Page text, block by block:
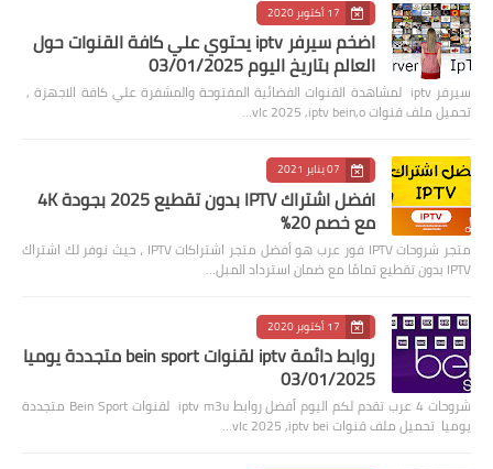
17 أكتوبر 2020
اضخم سيرفر iptv يحتوي علي كافة القنوات حول
العالم بتاريخ اليوم 03/01/2025
سيرفر iptv لمشاهدة القنوات الفضائية المفتوحة والمشفرة علي كافة الاجهزة ,
تحميل ملف قنوات vlc 2025 ,iptv bein,o…
07 يناير 2021
افضل اشتراك IPTV بدون تقطيع 2025 بجودة 4K
مع خصم 20%
متجر شروحات IPTV فور عرب هو أفضل متجر اشتراكات IPTV ، حيث نوفر لك اشتراك
IPTV بدون تقطيع تمامًا مع ضمان استرداد المبل…
17 أكتوبر 2020
روابط دائمة iptv لقنوات bein sport متجددة يوميا
03/01/2025
شروحات 4 عرب تقدم لكم اليوم أفضل روابط iptv m3u لقنوات Bein Sport متجددة
يوميا تحميل ملف قنوات vlc 2025 ,iptv bei…